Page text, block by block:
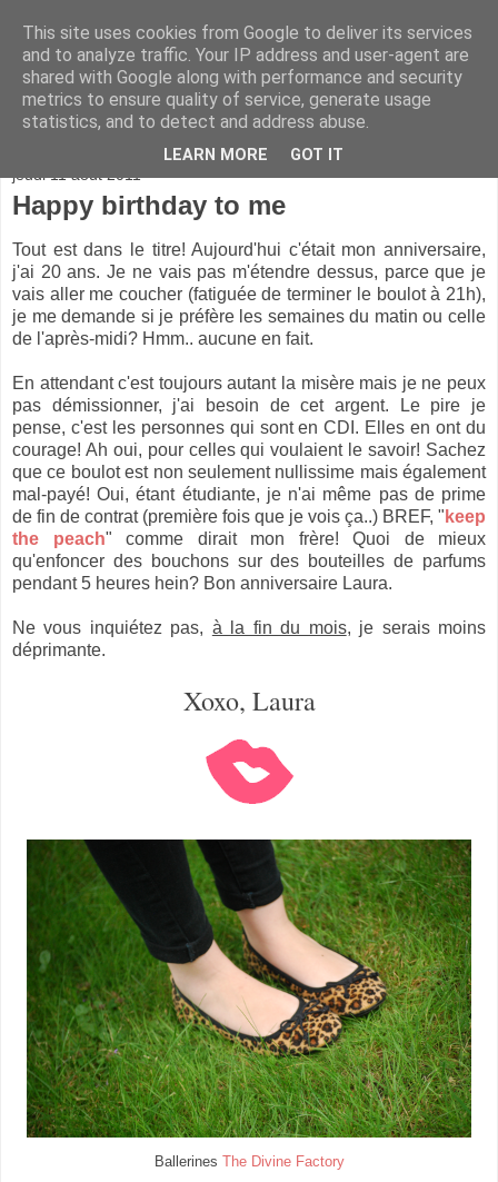
jeudi 11 août 2011
Happy birthday to me
Tout est dans le titre! Aujourd'hui c'était mon anniversaire,
j'ai 20 ans. Je ne vais pas m'étendre dessus, parce que je
vais aller me coucher (fatiguée de terminer le boulot à 21h),
je me demande si je préfère les semaines du matin ou celle
de l'après-midi? Hmm.. aucune en fait.
En attendant c'est toujours autant la misère mais je ne peux
pas démissionner, j'ai besoin de cet argent. Le pire je
pense, c'est les personnes qui sont en CDI. Elles en ont du
courage! Ah oui, pour celles qui voulaient le savoir! Sachez
que ce boulot est non seulement nullissime mais également
mal-payé! Oui, étant étudiante, je n'ai même pas de prime
de fin de contrat (première fois que je vois ça..) BREF, " keep
the peach" comme dirait mon frère! Quoi de mieux
qu'enfoncer des bouchons sur des bouteilles de parfums
pendant 5 heures hein? Bon anniversaire Laura.
Ne vous inquiétez pas, à la fin du mois, je serais moins
déprimante.
Xoxo, Laura
Ballerines The Divine Factory
This site uses cookies from Google to deliver its services
and to analyze traffic. Your IP address and user-agent are
shared with Google along with performance and security
metrics to ensure quality of service, generate usage
statistics, and to detect and address abuse.
LEARN MORE GOT IT